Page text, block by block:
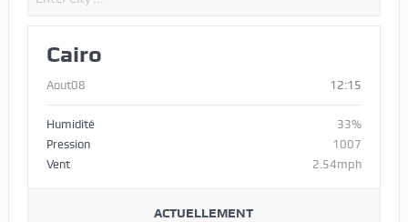
Cairo
Aout08 12:15
Humidité
33%
Pression
1007
Vent
2.54mph
ACTUELLEMENT